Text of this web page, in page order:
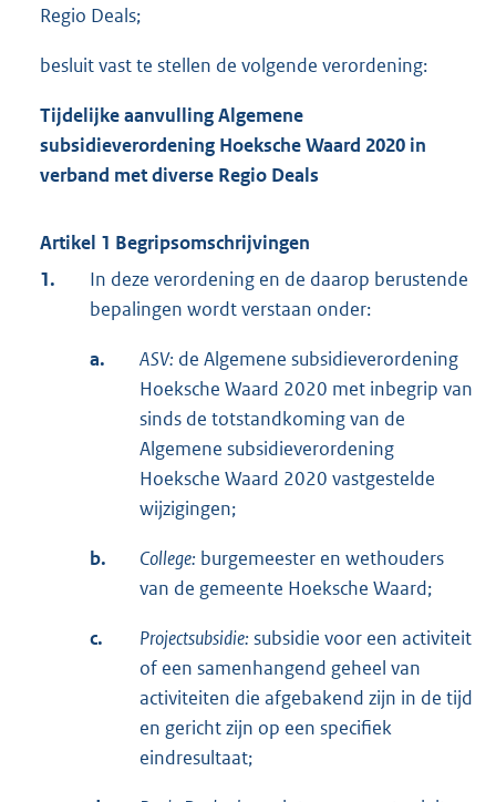
Regio Deals;
besluit vast te stellen de volgende verordening:
Tijdelijke aanvulling Algemene
subsidieverordening Hoeksche Waard 2020 in
verband met diverse Regio Deals
Artikel 1 Begripsomschrijvingen
1.
In deze verordening en de daarop berustende
bepalingen wordt verstaan onder:
a. ASV: de Algemene subsidieverordening
Hoeksche Waard 2020 met inbegrip van
sinds de totstandkoming van de
Algemene subsidieverordening
Hoeksche Waard 2020 vastgestelde
wijzigingen;
b. College: burgemeester en wethouders
van de gemeente Hoeksche Waard;
c. Projectsubsidie: subsidie voor een activiteit
of een samenhangend geheel van
activiteiten die afgebakend zijn in de tijd
en gericht zijn op een specifiek
eindresultaat;